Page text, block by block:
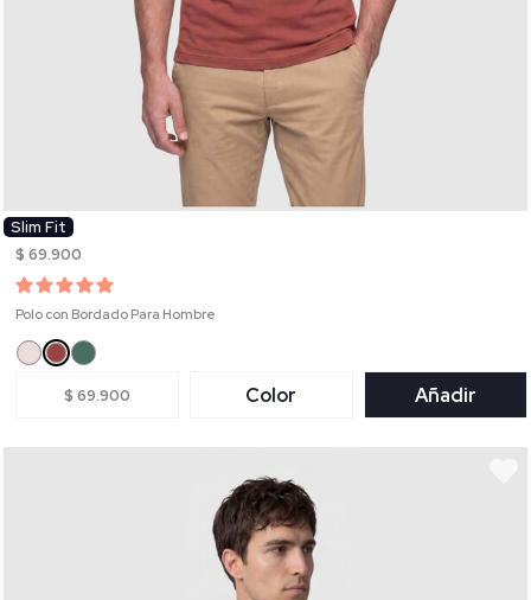
Slim Fit
$ 69.900
Polo con Bordado Para Hombre
$ 69.900 Color Añadir